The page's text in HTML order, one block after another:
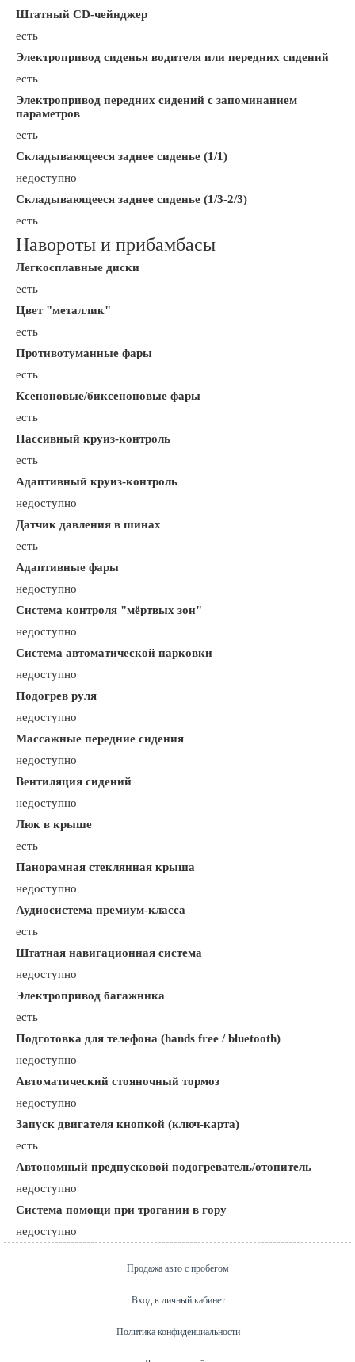
Штатный CD-чейнджер
есть
Электропривод сиденья водителя или передних сидений
есть
Электропривод передних сидений с запоминанием
параметров
есть
Складывающееся заднее сиденье (1/1)
недоступно
Складывающееся заднее сиденье (1/3-2/3)
есть
Навороты и прибамбасы
Легкосплавные диски
есть
Цвет "металлик"
есть
Противотуманные фары
есть
Ксеноновые/биксеноновые фары
есть
Пассивный круиз-контроль
есть
Адаптивный круиз-контроль
недоступно
Датчик давления в шинах
есть
Адаптивные фары
недоступно
Система контроля "мёртвых зон"
недоступно
Система автоматической парковки
недоступно
Подогрев руля
недоступно
Массажные передние сидения
недоступно
Вентиляция сидений
недоступно
Люк в крыше
есть
Панорамная стеклянная крыша
недоступно
Аудиосистема премиум-класса
есть
Штатная навигационная система
недоступно
Электропривод багажника
есть
Подготовка для телефона (hands free / bluetooth)
недоступно
Автоматический стояночный тормоз
недоступно
Запуск двигателя кнопкой (ключ-карта)
есть
Автономный предпусковой подогреватель/отопитель
недоступно
Система помощи при трогании в гору
недоступно
Продажа авто с пробегом
Вход в личный кабинет
Политика конфиденциальности